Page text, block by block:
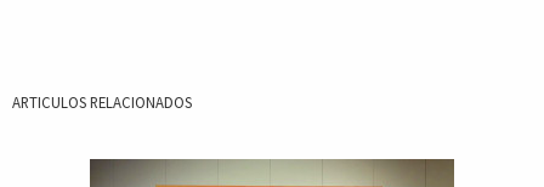
ARTICULOS RELACIONADOS